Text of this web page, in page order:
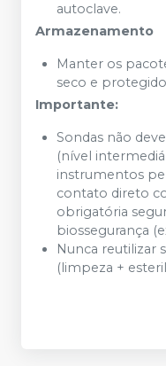
autoclave.
Armazenamento
Manter os
seco e
Importante:
Sondas não
(nível
instrumentos
contato direto
obrigatória
biossegurança
Nunca reutilizar
(limpeza +